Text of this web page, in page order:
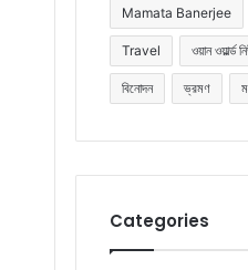
Mamata Banerjee
Travel ওয়ান ওয়ার্ল্ড
বিনোদন ভ্রমণ
Categories